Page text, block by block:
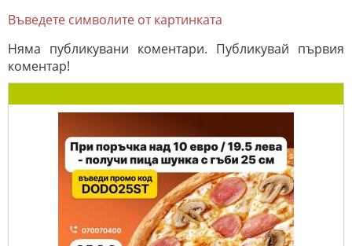
Въведете символите от картинката
Няма публикувани коментари. Публикувай първия
коментар!